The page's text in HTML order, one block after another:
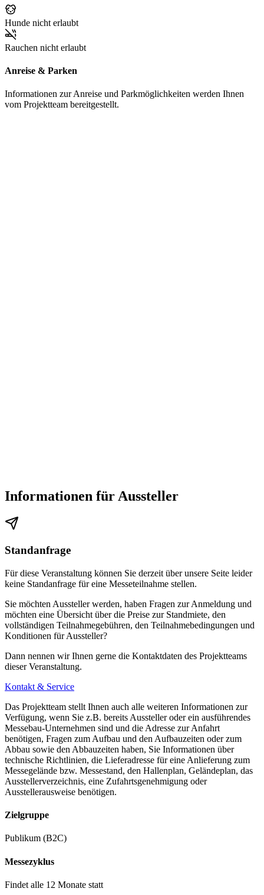
Hunde nicht erlaubt
Rauchen nicht erlaubt
Anreise & Parken
Informationen zur Anreise und Parkmöglichkeiten werden Ihnen
vom Projektteam bereitgestellt.
Informationen für Aussteller
Standanfrage
Für diese Veranstaltung können Sie derzeit über unsere Seite leider
keine Standanfrage für eine Messeteilnahme stellen.
Sie möchten Aussteller werden, haben Fragen zur Anmeldung und
möchten eine Übersicht über die Preise zur Standmiete, den
vollständigen Teilnahmegebühren, den Teilnahmebedingungen und
Konditionen für Aussteller?
Dann nennen wir Ihnen gerne die Kontaktdaten des Projektteams
dieser Veranstaltung.
Kontakt & Service
Das Projektteam stellt Ihnen auch alle weiteren Informationen zur
Verfügung, wenn Sie z.B. bereits Aussteller oder ein ausführendes
Messebau-Unternehmen sind und die Adresse zur Anfahrt
benötigen, Fragen zum Aufbau und den Aufbauzeiten oder zum
Abbau sowie den Abbauzeiten haben, Sie Informationen über
technische Richtlinien, die Lieferadresse für eine Anlieferung zum
Messegelände bzw. Messestand, den Hallenplan, Geländeplan, das
Ausstellerverzeichnis, eine Zufahrtsgenehmigung oder
Ausstellerausweise benötigen.
Zielgruppe
Publikum (B2C)
Messezyklus
Findet alle 12 Monate statt